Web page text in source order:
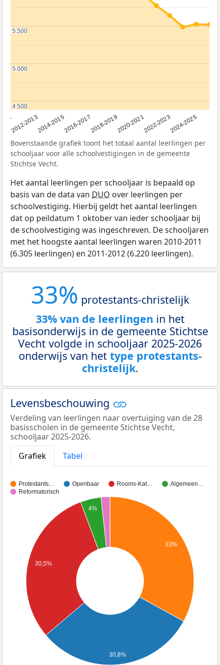
2012-20132014-20152016-20172018-20192020-20212022-20232024-2025
4.500
4.500
5.000
5.000
5.500
5.500
Bovenstaande grafiek toont het totaal aantal leerlingen per
schooljaar voor alle schoolvestigingen in de gemeente
Stichtse Vecht.
Het aantal leerlingen per schooljaar is bepaald op
basis van de data van DUO over leerlingen per
schoolvestiging. Hierbij geldt het aantal leerlingen
dat op peildatum 1 oktober van ieder schooljaar bij
de schoolvestiging was ingeschreven. De schooljaren
met het hoogste aantal leerlingen waren 2010-2011
(6.305 leerlingen) en 2011-2012 (6.220 leerlingen).
33% protestants-christelijk
33% van de leerlingen in het
basisonderwijs in de gemeente Stichtse
Vecht volgde in schooljaar 2025-2026
onderwijs van het type protestants-
christelijk.
Levensbeschouwing
Verdeling van leerlingen naar overtuiging van de 28
basisscholen in de gemeente Stichtse Vecht,
schooljaar 2025-2026.
Grafiek
Tabel
Protestants… Openbaar Rooms-Kat…
Algemeen…
Reformatorisch
33%
4%
30,5%
30,8%